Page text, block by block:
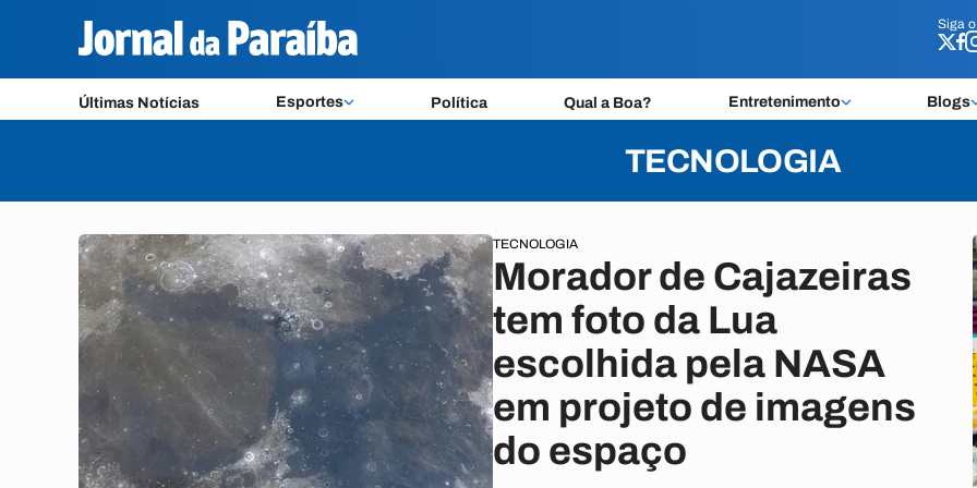
Siga o
Últimas Notícias Esportes Política Qual a Boa? Entretenimento Blogs
Siga o
TECNOLOGIA
TECNOLOGIA
Morador de Cajazeiras
tem foto da Lua
escolhida pela NASA
em projeto de imagens
do espaço